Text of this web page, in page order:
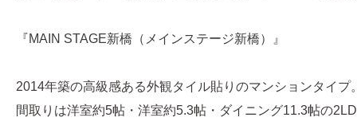
『MAIN STAGE新橋（メインステージ新橋）』
2014年築の高級感ある外観タイル貼りのマンションタイプ
間取りは洋室約5帖・洋室約5.3帖・ダイニング11.3帖の